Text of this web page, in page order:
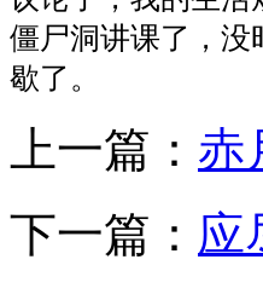
僵尸洞讲课了，没
歇了。
上一篇： 赤
下一篇： 应